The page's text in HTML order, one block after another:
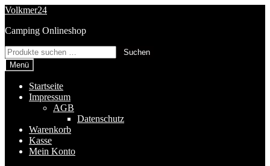
Zur
springen
Zum
springen
Volkmer24
Camping Onlineshop
Suchen
nach:
Suchen
Menü
Startseite
Impressum
AGB
Datenschutz
Warenkorb
Kasse
Mein Konto